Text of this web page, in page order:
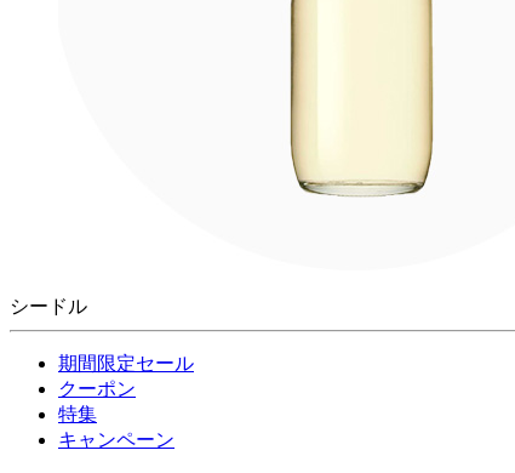
シードル
期間限定セール
クーポン
特集
キャンペーン